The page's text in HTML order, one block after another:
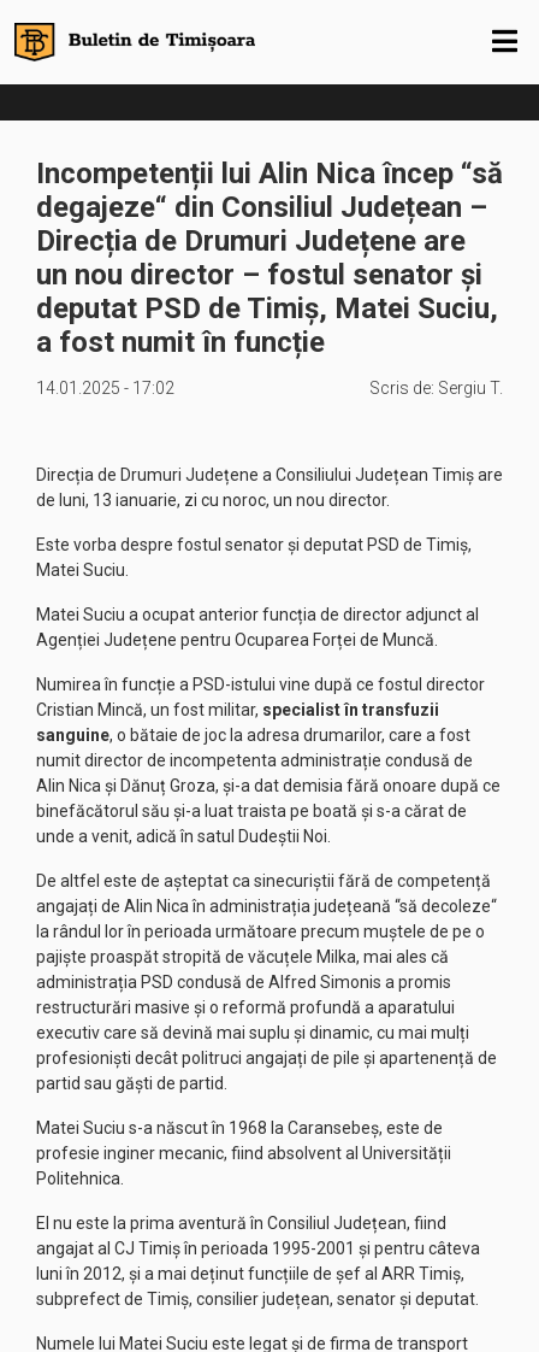
Incompetenții lui Alin Nica încep “să
degajeze“ din Consiliul Județean –
Direcția de Drumuri Județene are
un nou director – fostul senator și
deputat PSD de Timiș, Matei Suciu,
a fost numit în funcție
14.01.2025 - 17:02 Scris de: Sergiu T.
Direcția de Drumuri Județene a Consiliului Județean Timiș are
de luni, 13 ianuarie, zi cu noroc, un nou director.
Este vorba despre fostul senator și deputat PSD de Timiș,
Matei Suciu.
Matei Suciu a ocupat anterior funcția de director adjunct al
Agenției Județene pentru Ocuparea Forței de Muncă.
Numirea în funcție a PSD-istului vine după ce fostul director
Cristian Mincă, un fost militar, specialist în transfuzii
sanguine, o bătaie de joc la adresa drumarilor, care a fost
numit director de incompetenta administrație condusă de
Alin Nica și Dănuț Groza, și-a dat demisia fără onoare după ce
binefăcătorul său și-a luat traista pe boată și s-a cărat de
unde a venit, adică în satul Dudeștii Noi.
De altfel este de așteptat ca sinecuriștii fără de competență
angajați de Alin Nica în administrația județeană “să decoleze“
la rândul lor în perioada următoare precum muștele de pe o
pajiște proaspăt stropită de văcuțele Milka, mai ales că
administrația PSD condusă de Alfred Simonis a promis
restructurări masive și o reformă profundă a aparatului
executiv care să devină mai suplu și dinamic, cu mai mulți
profesioniști decât politruci angajați de pile și apartenență de
partid sau găști de partid.
Matei Suciu s-a născut în 1968 la Caransebeș, este de
profesie inginer mecanic, fiind absolvent al Universității
Politehnica.
El nu este la prima aventură în Consiliul Județean, fiind
angajat al CJ Timiș în perioada 1995-2001 și pentru câteva
luni în 2012, și a mai deținut funcțiile de șef al ARR Timiș,
subprefect de Timiș, consilier județean, senator și deputat.
Numele lui Matei Suciu este legat și de firma de transport